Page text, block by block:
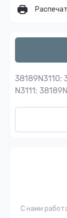
38189N3110;
N3111;
С нами